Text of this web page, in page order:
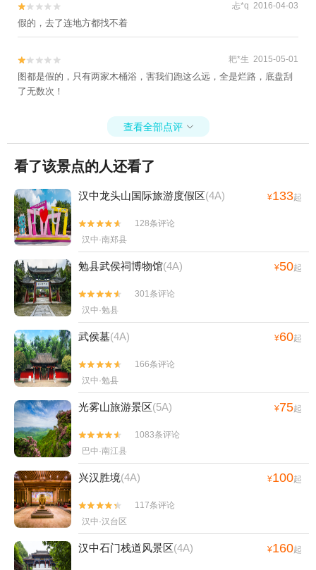

 忐*q 2016-04-03
假的，去了连地方都找不着

 耙*生 2015-05-01
图都是假的，只有两家木桶浴，害我们跑这么远，全是烂路，底盘刮
了无数次！
查看全部点评 
看了该景点的人还看了
汉中龙头山国际旅游度假区(4A) ¥133起


128条评论
汉中·南郑县
勉县武侯祠博物馆(4A) ¥50起


301条评论
汉中·勉县
武侯墓(4A) ¥60起


166条评论
汉中·勉县
光雾山旅游景区(5A) ¥75起


1083条评论
巴中·南江县
兴汉胜境(4A) ¥100起


117条评论
汉中·汉台区
汉中石门栈道风景区(4A) ¥160起